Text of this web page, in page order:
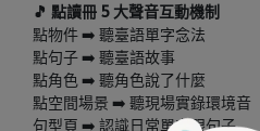
🎵 點讀冊 5 大聲音互動機制
點物件 ➡️ 聽臺語單字念法
點句子 ➡️ 聽臺語故事
點角色 ➡️ 聽角色說了什麼
點空間場景 ➡️ 聽現場實錄環境音
句型頁 ➡️ 認識日常單字跟句子